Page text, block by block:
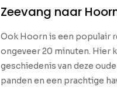
Zeevang naar
Ook Hoorn is een populair
ongeveer 20 minuten. Hier
geschiedenis van deze
panden en een prachtige